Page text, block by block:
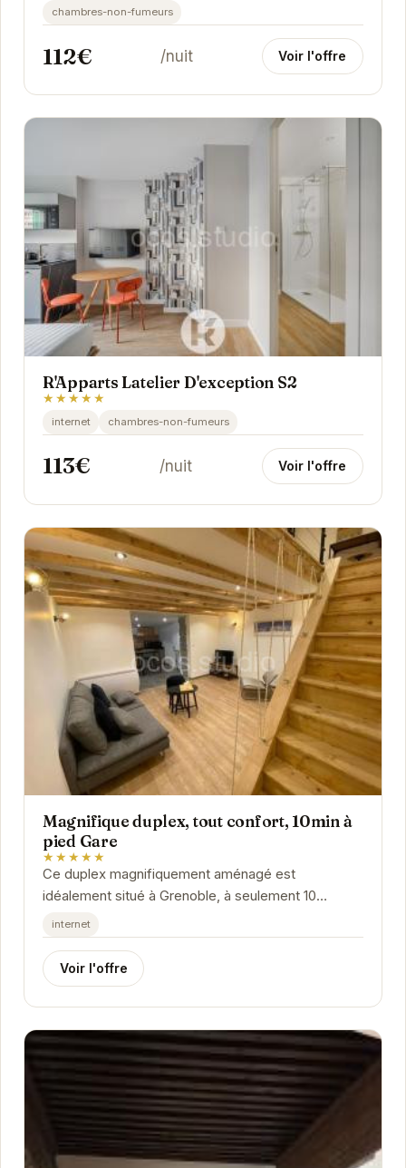
chambres-non-fumeurs
112€ /nuit Voir l'offre
R'Apparts Latelier D'exception S2
★★★★★
internet chambres-non-fumeurs
113€ /nuit Voir l'offre
Magnifique duplex, tout confort, 10min à
pied Gare
★★★★★
Ce duplex magnifiquement aménagé est
idéalement situé à Grenoble, à seulement 10
minutes de marche de la gare. Il offre un espace
confortable...
internet
Voir l'offre